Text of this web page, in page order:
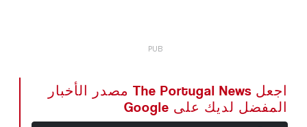
اجعل The Portugal News مصدر الأخبار
المفضل لديك على Google